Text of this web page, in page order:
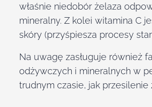
właśnie niedobór żelaza
mineralny. Z kolei witamina C
skóry (przyśpiesza procesy
Na uwagę zasługuje również
odżywczych i mineralnych w
trudnym czasie, jak